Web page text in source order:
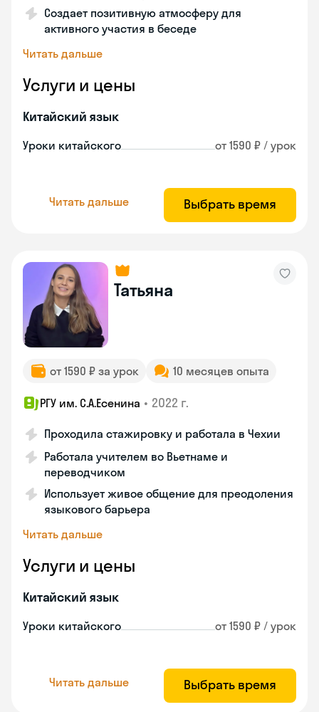
Создает позитивную атмосферу для
активного участия в беседе
Читать дальше
Услуги и цены
Китайский язык
Уроки китайского от 1590 ₽ / урок
Читать дальше Выбрать время
Татьяна
от 1590 ₽ за урок 10 месяцев опыта
РГУ им. С.А.Есенина • 2022 г.
Проходила стажировку и работала в Чехии
Работала учителем во Вьетнаме и
переводчиком
Использует живое общение для преодоления
языкового барьера
Читать дальше
Услуги и цены
Китайский язык
Уроки китайского от 1590 ₽ / урок
Читать дальше Выбрать время